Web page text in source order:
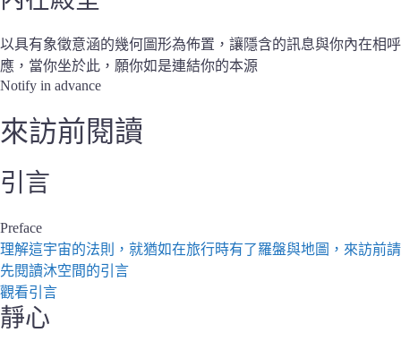
以具有象徵意涵的幾何圖形為佈置，讓隱含的訊息與你內在相呼
應，當你坐於此，願你如是連結你的本源
Notify in advance
來訪前閱讀
引言
Preface
理解這宇宙的法則，就猶如在旅行時有了羅盤與地圖，來訪前請
先閱讀沐空間的引言
觀看引言
靜心